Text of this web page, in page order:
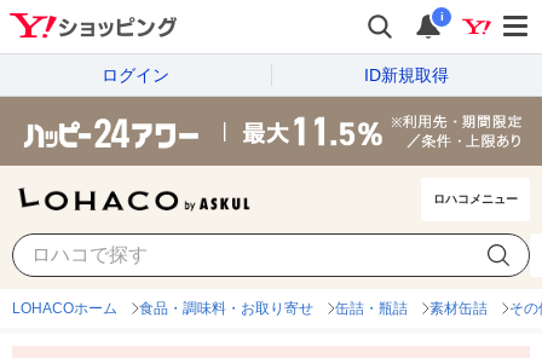
i
ログイン ID新規取得
ロハコメニュー
LOHACOホーム 食品・調味料・お取り寄せ 缶詰・瓶詰 素材缶詰 そ